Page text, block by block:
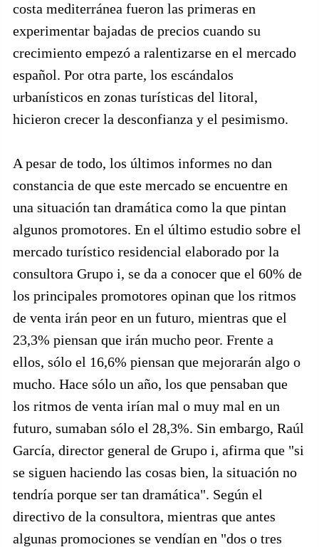
costa mediterránea fueron las primeras en
experimentar bajadas de precios cuando su
crecimiento empezó a ralentizarse en el mercado
español. Por otra parte, los escándalos
urbanísticos en zonas turísticas del litoral,
hicieron crecer la desconfianza y el pesimismo.
A pesar de todo, los últimos informes no dan
constancia de que este mercado se encuentre en
una situación tan dramática como la que pintan
algunos promotores. En el último estudio sobre el
mercado turístico residencial elaborado por la
consultora Grupo i, se da a conocer que el 60% de
los principales promotores opinan que los ritmos
de venta irán peor en un futuro, mientras que el
23,3% piensan que irán mucho peor. Frente a
ellos, sólo el 16,6% piensan que mejorarán algo o
mucho. Hace sólo un año, los que pensaban que
los ritmos de venta irían mal o muy mal en un
futuro, sumaban sólo el 28,3%. Sin embargo, Raúl
García, director general de Grupo i, afirma que "si
se siguen haciendo las cosas bien, la situación no
tendría porque ser tan dramática". Según el
directivo de la consultora, mientras que antes
algunas promociones se vendían en "dos o tres